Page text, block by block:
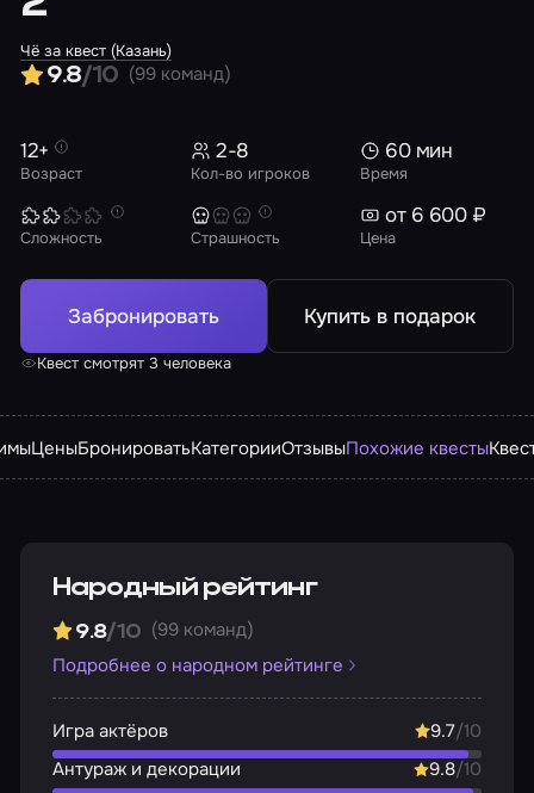
Чё за квест (Казань)
9.8/10 (99 команд)
Возраст
12+
Кол-во игроков
2-8
Время
60 мин
Сложность Страшность Цена
от 6 600 ₽
Забронировать Купить в подарок
Квест смотрят 3 человека
ЦеныБронироватьКатегорииОтзывыПохожие квесты
Народный рейтинг
9.8/10 (99 команд)
Подробнее о народном рейтинге
Игра актёров 9.7/10
Антураж и декорации
9.8/10